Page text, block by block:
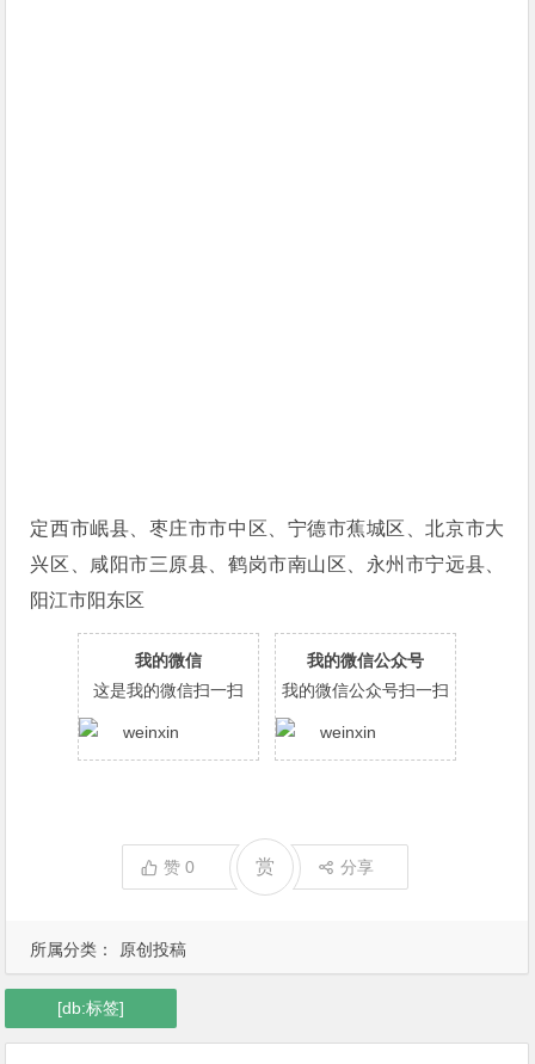
所属分类： 原创投稿
定西市岷县、枣庄市市中区、宁德市蕉城区、北京市大
兴区、咸阳市三原县、鹤岗市南山区、永州市宁远县、
阳江市阳东区
我的微信
这是我的微信扫一扫
我的微信公众号
我的微信公众号扫一扫
赞0 赏 分享
[db:标签]